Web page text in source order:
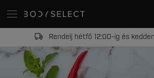
kiszállítás
ig és kedden megkapod